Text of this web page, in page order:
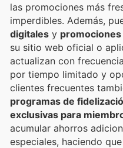
las promociones más
imperdibles. Además,
digitales y
su sitio web oficial o
actualizan con
por tiempo limitado y
clientes frecuentes
programas de
exclusivas para
acumular ahorros
especiales, haciendo